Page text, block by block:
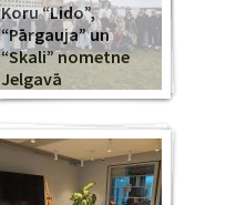
Koru “Lido”,
“Pārgauja” un
“Skali” nometne
Jelgavā